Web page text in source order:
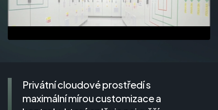
Privátní cloudové prostředí s
maximální mírou customizace a